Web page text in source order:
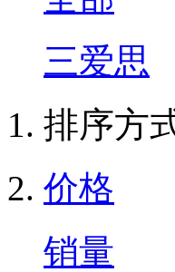
三爱思
排序方
价格
销量